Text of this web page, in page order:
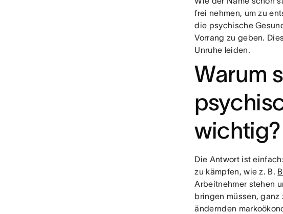
frei nehmen, um zu
die psychische
Vorrang zu geben.
Unruhe leiden.
Warum
wichtig?
Die Antwort ist
zu kämpfen, wie z. B.
Arbeitnehmer stehen
bringen müssen,
ändernden